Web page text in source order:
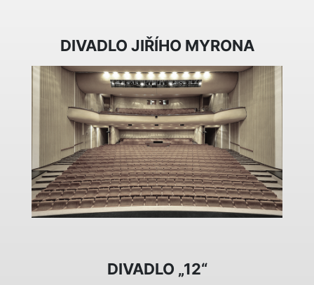
DIVADLO JIŘÍHO MYRONA
DIVADLO „12“